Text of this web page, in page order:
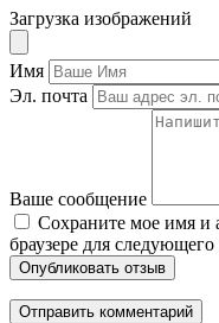
Загрузка изображений
Имя
Эл. почта
Ваше сообщение
Сохраните мое имя и
браузере для
Опубликовать отзыв